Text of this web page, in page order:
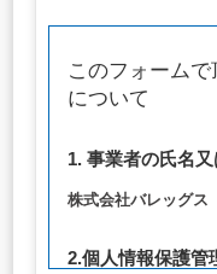
このフォーム
について
1. 事業者の氏名
株式会社バレッグス
2.個人情報保護管